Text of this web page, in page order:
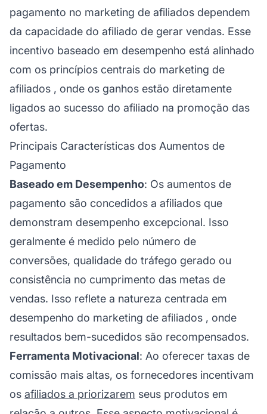
pagamento no marketing de afiliados dependem
da capacidade do afiliado de gerar vendas. Esse
incentivo baseado em desempenho está alinhado
com os princípios centrais do marketing de
afiliados , onde os ganhos estão diretamente
ligados ao sucesso do afiliado na promoção das
ofertas.
Principais Características dos Aumentos de
Pagamento
Baseado em Desempenho: Os aumentos de
pagamento são concedidos a afiliados que
demonstram desempenho excepcional. Isso
geralmente é medido pelo número de
conversões, qualidade do tráfego gerado ou
consistência no cumprimento das metas de
vendas. Isso reflete a natureza centrada em
desempenho do marketing de afiliados , onde
resultados bem-sucedidos são recompensados.
Ferramenta Motivacional: Ao oferecer taxas de
comissão mais altas, os fornecedores incentivam
os afiliados a priorizarem seus produtos em